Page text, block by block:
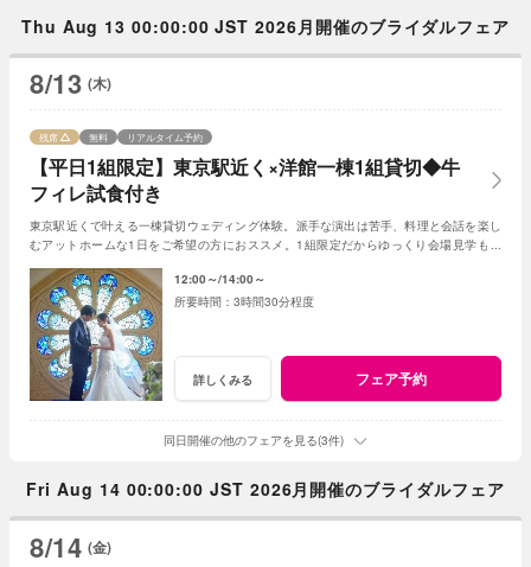
Thu Aug 13 00:00:00 JST 2026月開催のブライダルフェア
8/13 (木)
【平日1組限定】東京駅近く×洋館一棟1組貸切◆牛
フィレ試食付き
残席 無料 リアルタイム予約
東京駅近くで叶える一棟貸切ウェディング体験。派手な演出は苦手、料理と会話を楽し
むアットホームな1日をご希望の方におススメ。1組限定だからゆっくり会場見学も可
12:00～ 14:00～
3時間30分程度
詳しくみる フェア予約
同日開催の他のフェアを見る(3件)
Fri Aug 14 00:00:00 JST 2026月開催のブライダルフェア
8/14 (金)